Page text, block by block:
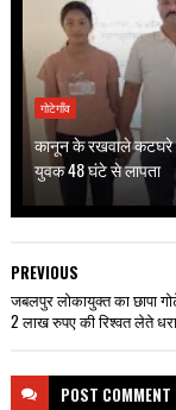
गोटेगाँव
कानून के रखवाले कटघरे
युवक 48 घंटे से लापता
PREVIOUS
जबलपुर लोकायुक्त का छापा
2 लाख रुपए की रिश्वत लेते
POST COMMENT